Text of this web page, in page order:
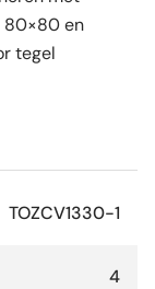
80×80 en
tegel
TOZCV1330-1
4